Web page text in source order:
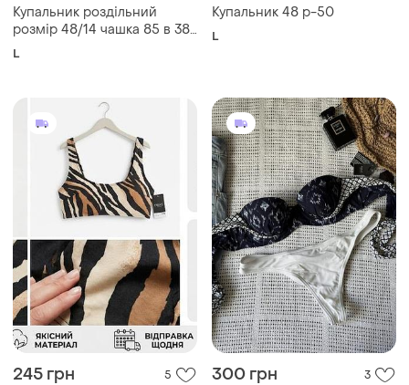
Купальник роздільний
розмір 48/14 чашка 85 в 38
у next утяжці на кісточках
L
Купальник 48 р-50
L
245 грн 5 300 грн 3